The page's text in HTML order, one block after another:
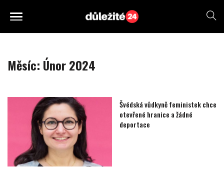
Měsíc: Únor 2024
Švédská vůdkyně feministek chce
otevřené hranice a žádné
deportace